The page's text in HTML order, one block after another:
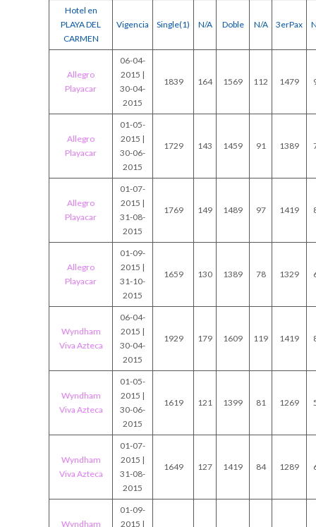
Hotel en
PLAYA DEL
CARMEN
Vigencia Single(1) N/A Doble N/A 3erPax
Allegro
Playacar
06-04-
2015 |
30-04-
2015
1839 164 1569 112 1479
Allegro
Playacar
01-05-
2015 |
30-06-
2015
1729 143 1459 91 1389
Allegro
Playacar
01-07-
2015 |
31-08-
2015
1769 149 1489 97 1419
Allegro
Playacar
01-09-
2015 |
31-10-
2015
1659 130 1389 78 1329
Wyndham
Viva Azteca
06-04-
2015 |
30-04-
2015
1929 179 1609 119 1419
Wyndham
Viva Azteca
01-05-
2015 |
30-06-
2015
1619 121 1399 81 1269
Wyndham
Viva Azteca
01-07-
2015 |
31-08-
2015
1649 127 1419 84 1289
Wyndham
01-09-
2015 |